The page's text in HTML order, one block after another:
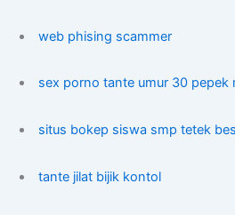
web phising scammer
sex porno tante umur 30 pepek
situs bokep siswa smp tetek
tante jilat bijik kontol